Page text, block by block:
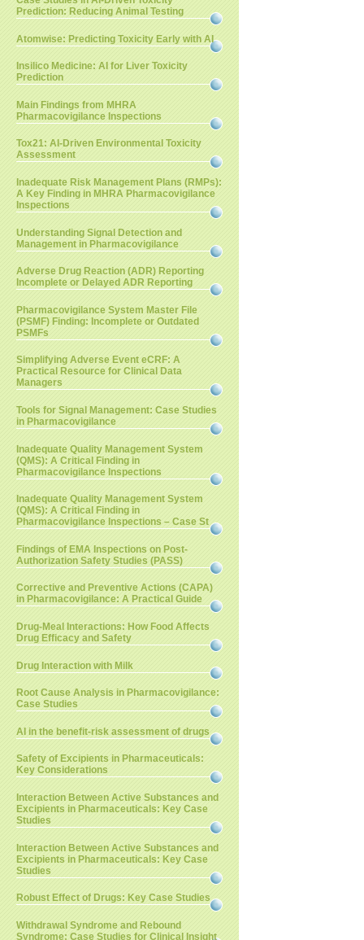
Prediction: Reducing Animal Testing
Atomwise: Predicting Toxicity Early with AI
Insilico Medicine: AI for Liver Toxicity
Prediction
Main Findings from MHRA
Pharmacovigilance Inspections
Tox21: AI-Driven Environmental Toxicity
Assessment
Inadequate Risk Management Plans (RMPs):
A Key Finding in MHRA Pharmacovigilance
Inspections
Understanding Signal Detection and
Management in Pharmacovigilance
Adverse Drug Reaction (ADR) Reporting
Incomplete or Delayed ADR Reporting
Pharmacovigilance System Master File
(PSMF) Finding: Incomplete or Outdated
PSMFs
Simplifying Adverse Event eCRF: A
Practical Resource for Clinical Data
Managers
Tools for Signal Management: Case Studies
in Pharmacovigilance
Inadequate Quality Management System
(QMS): A Critical Finding in
Pharmacovigilance Inspections
Inadequate Quality Management System
(QMS): A Critical Finding in
Pharmacovigilance Inspections – Case St
Findings of EMA Inspections on Post-
Authorization Safety Studies (PASS)
Corrective and Preventive Actions (CAPA)
in Pharmacovigilance: A Practical Guide
Drug-Meal Interactions: How Food Affects
Drug Efficacy and Safety
Drug Interaction with Milk
Root Cause Analysis in Pharmacovigilance:
Case Studies
AI in the benefit-risk assessment of drugs
Safety of Excipients in Pharmaceuticals:
Key Considerations
Interaction Between Active Substances and
Excipients in Pharmaceuticals: Key Case
Studies
Interaction Between Active Substances and
Excipients in Pharmaceuticals: Key Case
Studies
Robust Effect of Drugs: Key Case Studies
Withdrawal Syndrome and Rebound
Syndrome: Case Studies for Clinical Insight